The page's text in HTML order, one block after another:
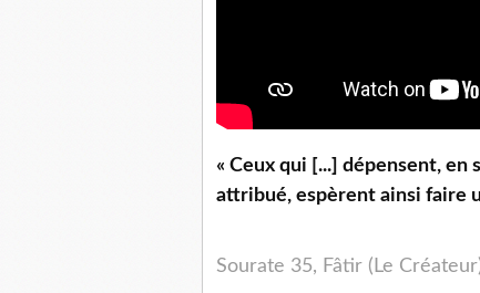
« Ceux qui [...] dépensent,
attribué, espèrent ainsi faire
Sourate 35, Fâtir (Le